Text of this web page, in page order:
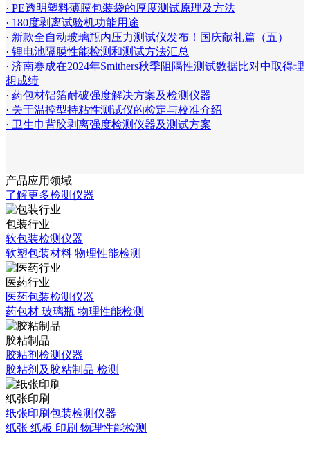
· PE透明塑料薄膜包装袋的厚度测试原理及方法
· 180度剥离试验机功能用途
· 新款全自动玻璃瓶内压力测试仪发布！国庆献礼篇（五）
· 锂电池隔膜性能检测和测试方法汇总
· 济南赛成在2024年Smithers秋季阻隔性测试数据比对中取得理
想成绩
· 药包材铝箔耐破强度解决方案及检测仪器
· 关于温控型持粘性测试仪的检定与校准介绍
· 卫生巾背胶剥离强度检测仪器及测试方案
产品应用领域
了解更多检测仪器
包装行业
软包装检测仪器
软塑包装材料 物理性能检测
医药行业
医药包装检测仪器
药包材 玻璃瓶 物理性能检测
胶粘制品
胶粘剂检测仪器
胶粘剂及胶粘制品 检测
纸张印刷
纸张印刷包装检测仪器
纸张 纸板 印刷 物理性能检测